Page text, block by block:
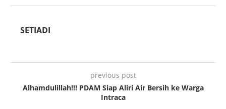
SETIADI
previous post
Alhamdulillah!!! PDAM Siap Aliri Air Bersih ke Warga
Intraca